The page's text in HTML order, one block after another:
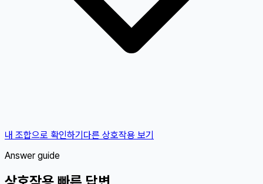
내 조합으로 확인하기다른 상호작용 보기
Answer guide